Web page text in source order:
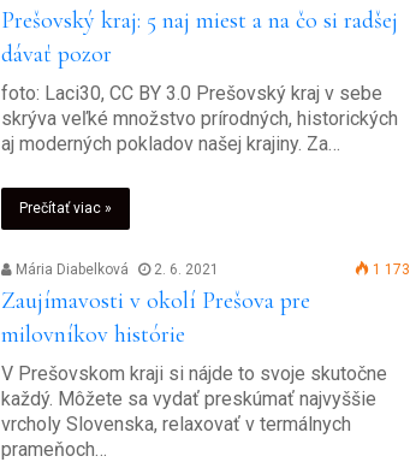
Prešovský kraj: 5 naj miest a na čo si radšej
dávať pozor
foto: Laci30, CC BY 3.0 Prešovský kraj v sebe
skrýva veľké množstvo prírodných, historických
aj moderných pokladov našej krajiny. Za…
Prečítať viac »
Mária Diabelková 2. 6. 2021 1 173
Zaujímavosti v okolí Prešova pre
milovníkov histórie
V Prešovskom kraji si nájde to svoje skutočne
každý. Môžete sa vydať preskúmať najvyššie
vrcholy Slovenska, relaxovať v termálnych
prameňoch…